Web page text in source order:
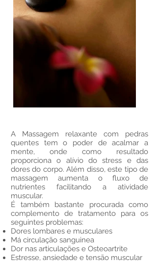
A Massagem relaxante com pedras
quentes tem o poder de acalmar a
mente, onde como resultado
proporciona o alívio do stress e das
dores do corpo. Além disso, este tipo de
massagem aumenta o fluxo de
nutrientes facilitando a atividade
muscular.
É também bastante procurada como
complemento de tratamento para os
seguintes problemas:
Dores lombares e musculares
Má circulação sanguinea
Dor nas articulações e Osteoartrite
Estresse, ansiedade e tensão muscular